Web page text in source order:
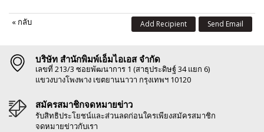
« กลับ Send Email
Add Recipient
บริษัท สำนักพิมพ์เอ็มไอเอส จำกัด
เลขที่ 213/3 ซอยพัฒนาการ 1 (สาธุประดิษฐ์ 34 แยก 6)
แขวงบางโพงพาง เขตยานนาวา กรุงเทพฯ 10120
สมัครสมาชิกจดหมายข่าว
รับสิทธิประโยชน์และส่วนลดก่อนใครเพียงสมัครสมาชิก
จดหมายข่าวกับเรา